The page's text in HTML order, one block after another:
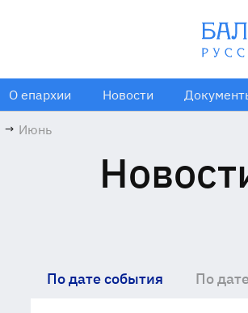
О епархии Новости
→ Июнь
По дате события По